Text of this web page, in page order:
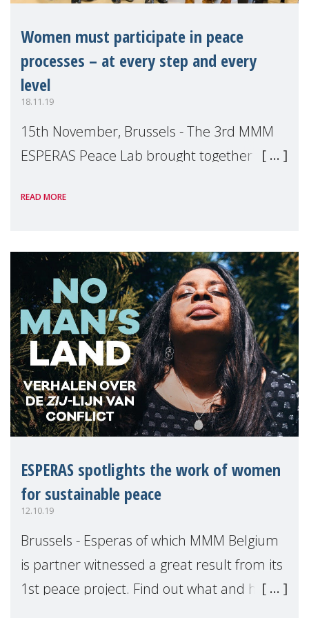
Women must participate in peace
processes – at every step and every
level
18.11.19
15th November, Brussels - The 3rd MMM
ESPERAS Peace Lab brought together two
Bache and women’s rights activist Passy
offered two compl
READ MORE
ESPERAS spotlights the work of women
for sustainable peace
12.10.19
Brussels - Esperas of which MMM Belgium
is partner witnessed a great result from its
1st peace project. Find out what and how